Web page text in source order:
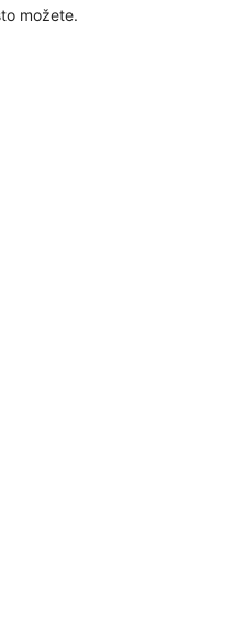
možete.